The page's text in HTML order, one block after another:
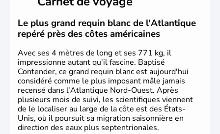
des européens, suite à la découverte du continent par
Christophe Colomb en 1492. Les 13 colonies
britanniques proclament la Déclaration d'indépendance
en 1776 et adoptent leur première constitution en 1787.
La conquête de l'Ouest marque ensuite l'entrée dans une
phase de développement intense.
Le plus grand requin blanc de l'Atlantique
repéré près des côtes américaines
Avec ses 4 mètres de long et ses 771 kg, il
impressionne autant qu'il fascine. Baptisé
Contender, ce grand requin blanc est aujourd'hui
considéré comme le plus imposant mâle jamais
recensé dans l'Atlantique Nord-Ouest. Après
plusieurs mois de suivi, les scientifiques viennent
de le localiser au large de la côte est des États-
Unis, où il poursuit sa migration saisonnière en
direction des eaux plus septentrionales.